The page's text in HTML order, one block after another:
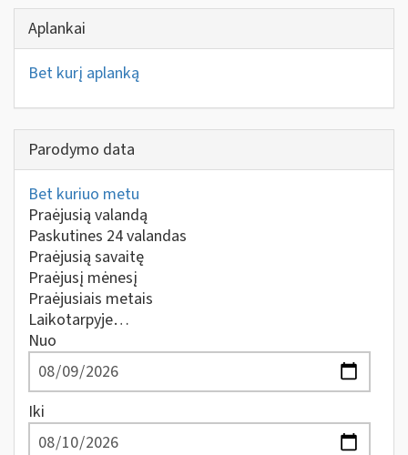
Aplankai
Bet kurį aplanką
Parodymo data
Bet kuriuo metu
Praėjusią valandą
Paskutines 24 valandas
Praėjusią savaitę
Praėjusį mėnesį
Praėjusiais metais
Laikotarpyje…
Nuo
Iki